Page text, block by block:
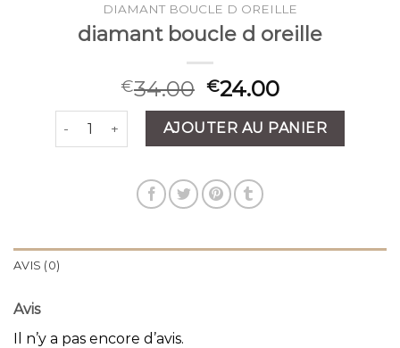
DIAMANT BOUCLE D OREILLE
diamant boucle d oreille
€34.00 €24.00
quantité de diamant boucle d oreille
AJOUTER AU PANIER
AVIS (0)
Avis
Il n’y a pas encore d’avis.